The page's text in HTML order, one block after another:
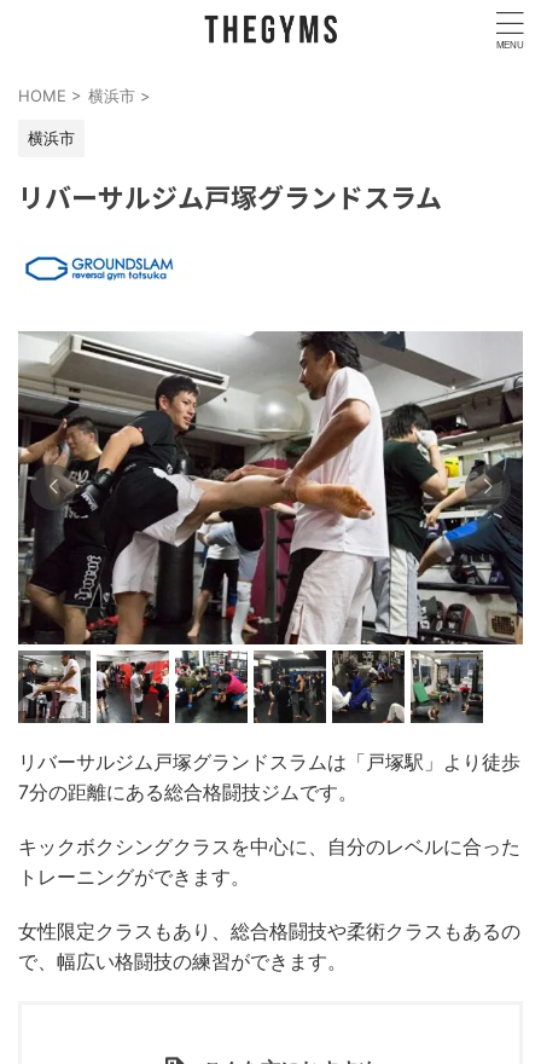
HOME > 横浜市 >
横浜市
リバーサルジム戸塚グランドスラム
リバーサルジム戸塚グランドスラムは「戸塚駅」より徒歩
7分の距離にある総合格闘技ジムです。
キックボクシングクラスを中心に、自分のレベルに合った
トレーニングができます。
女性限定クラスもあり、総合格闘技や柔術クラスもあるの
で、幅広い格闘技の練習ができます。